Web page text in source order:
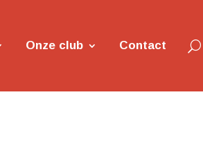
Onze club Contact